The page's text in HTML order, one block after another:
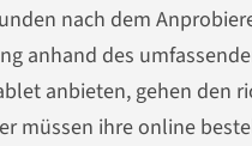
nach dem
anhand des
anbieten, gehen den
müssen ihre online